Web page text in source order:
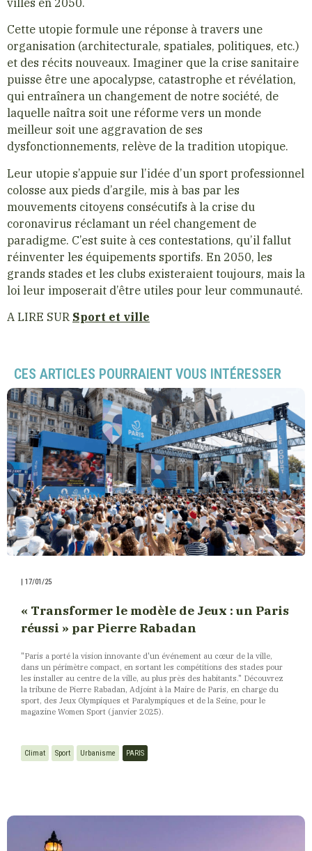
Cette utopie formule une réponse à travers une
organisation (architecturale, spatiales, politiques, etc.)
et des récits nouveaux. Imaginer que la crise sanitaire
puisse être une apocalypse, catastrophe et révélation,
qui entraînera un changement de notre société, de
laquelle naîtra soit une réforme vers un monde
meilleur soit une aggravation de ses
dysfonctionnements, relève de la tradition utopique.
Leur utopie s’appuie sur l’idée d’un sport professionnel
colosse aux pieds d’argile, mis à bas par les
mouvements citoyens consécutifs à la crise du
coronavirus réclamant un réel changement de
paradigme. C’est suite à ces contestations, qu’il fallut
réinventer les équipements sportifs. En 2050, les
grands stades et les clubs existeraient toujours, mais la
loi leur imposerait d’être utiles pour leur communauté.
A LIRE SUR Sport et ville
CES ARTICLES POURRAIENT VOUS INTÉRESSER
| 17/01/25
« Transformer le modèle de Jeux : un Paris
réussi » par Pierre Rabadan
"Paris a porté la vision innovante d'un événement au cœur de la ville,
dans un périmètre compact, en sortant les compétitions des stades pour
les installer au centre de la ville, au plus près des habitants." Découvrez
la tribune de Pierre Rabadan, Adjoint à la Maire de Paris, en charge du
sport, des Jeux Olympiques et Paralympiques et de la Seine, pour le
magazine Women Sport (janvier 2025).
Climat Sport Urbanisme PARIS